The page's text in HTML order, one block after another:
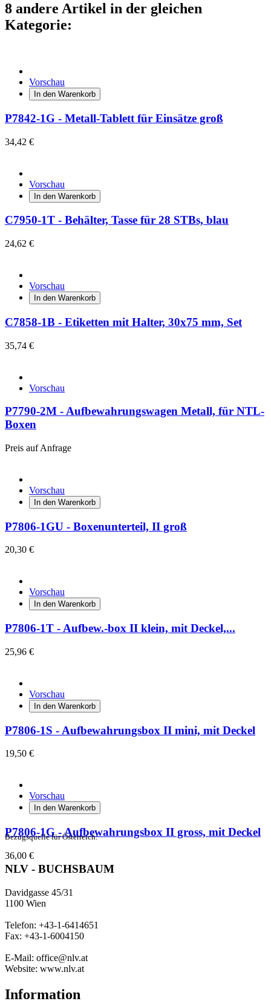
8 andere Artikel in der gleichen
Kategorie:
Vorschau
In den Warenkorb
P7842-1G - Metall-Tablett für Einsätze groß
34,42 €
Vorschau
In den Warenkorb
C7950-1T - Behälter, Tasse für 28 STBs, blau
24,62 €
Vorschau
In den Warenkorb
C7858-1B - Etiketten mit Halter, 30x75 mm, Set
35,74 €
Vorschau
P7790-2M - Aufbewahrungswagen Metall, für NTL-
Boxen
Preis auf Anfrage
Vorschau
In den Warenkorb
P7806-1GU - Boxenunterteil, II groß
20,30 €
Vorschau
In den Warenkorb
P7806-1T - Aufbew.-box II klein, mit Deckel,...
25,96 €
Vorschau
In den Warenkorb
P7806-1S - Aufbewahrungsbox II mini, mit Deckel
19,50 €
Vorschau
In den Warenkorb
P7806-1G - Aufbewahrungsbox II gross, mit Deckel
36,00 €
Bezugsquelle für Österreich:
NLV - BUCHSBAUM
Davidgasse 45/31
1100 Wien
Telefon: +43-1-6414651
Fax: +43-1-6004150
E-Mail: office@nlv.at
Website: www.nlv.at
Information